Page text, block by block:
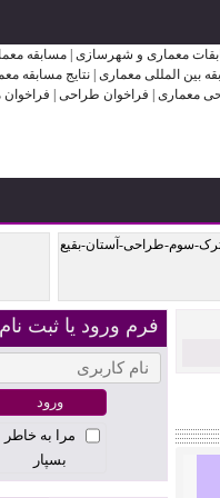
فرم ورود یا ثبت نام
مرا به خاطر
بسپار